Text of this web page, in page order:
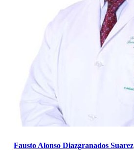
Fausto Alonso Diazgranados Suarez